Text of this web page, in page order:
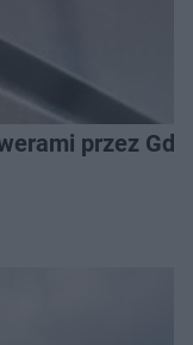
przez